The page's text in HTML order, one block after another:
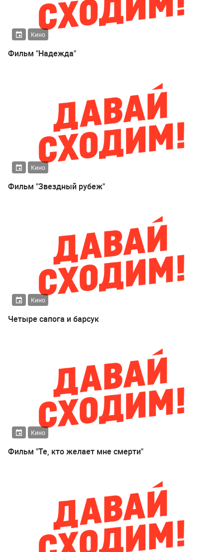
Кино
Фильм "Надежда"
Кино
Фильм "Звездный рубеж"
Кино
Четыре сапога и барсук
Кино
Фильм "Те, кто желает мне смерти"